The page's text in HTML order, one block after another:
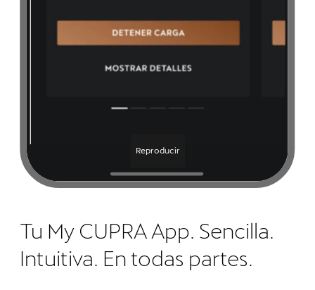
Reproducir
Tu My CUPRA App. Sencilla.
Intuitiva. En todas partes.